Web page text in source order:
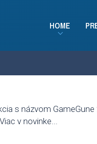
HOME
s názvom
v novinke...